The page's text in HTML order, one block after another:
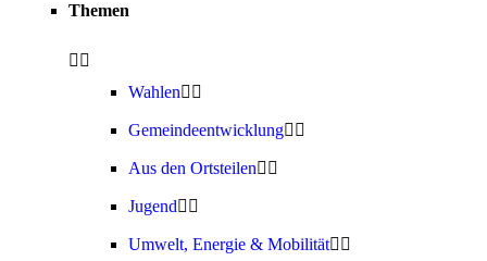
Themen
Wahlen
Gemeindeentwicklung
Aus den Ortsteilen
Jugend
Umwelt, Energie & Mobilität